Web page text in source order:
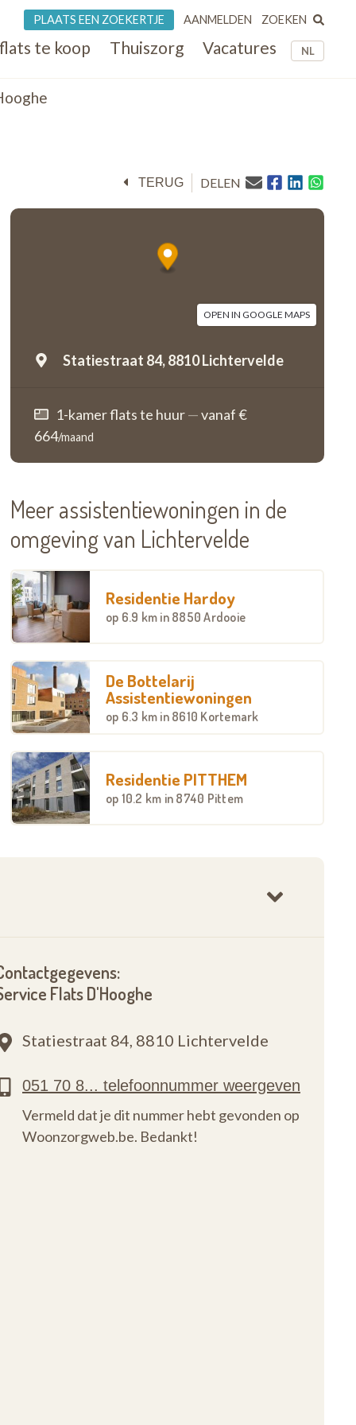
NL
te koop Thuiszorg Vacatures
PLAATS EEN ZOEKERTJE AANMELDEN ZOEKEN
TERUG DELEN
OPEN IN GOOGLE MAPS
Statiestraat 84,8810 Lichtervelde
1-kamer flats te huur—vanaf €
664/maand
Meer assistentiewoningen in de
omgeving van Lichtervelde
Residentie Hardoy
op 6.9 km in 8850 Ardooie
De Bottelarij
Assistentiewoningen
op 6.3 km in 8610 Kortemark
Residentie PITTHEM
op 10.2 km in 8740 Pittem
Flats D'Hooghe
Statiestraat 84, 8810 Lichtervelde
Vermeld dat je dit nummer hebt gevonden op
Woonzorgweb.be. Bedankt!